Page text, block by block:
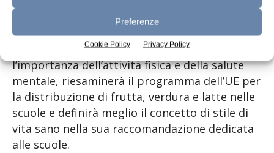
Preferenze
Cookie Policy Privacy Policy
-la Commissione tratterà la questione
dell’alimentazione sana e sostenibile e
l’importanza dell’attività fisica e della salute
mentale, riesaminerà il programma dell’UE per
la distribuzione di frutta, verdura e latte nelle
scuole e definirà meglio il concetto di stile di
vita sano nella sua raccomandazione dedicata
alle scuole.